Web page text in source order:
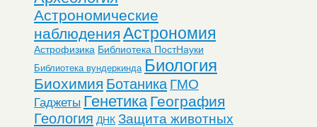
Астрономические
наблюдения Астрономия
Астрофизика Библиотека ПостНауки
Библиотека вундеркинда Биология
Биохимия Ботаника ГМО
Гаджеты Генетика География
Геология ДНК Защита животных